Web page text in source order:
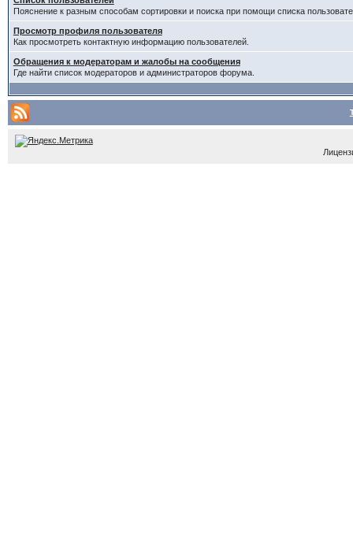
Пояснение к разным способам сортировки и поиска при помощи списка
Просмотр профиля пользователя
Как просмотреть контактную информацию пользователей.
Обращения к модераторам и жалобы на сообщения
Где найти список модераторов и администраторов форума.